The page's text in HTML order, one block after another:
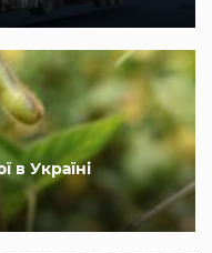
в Україні